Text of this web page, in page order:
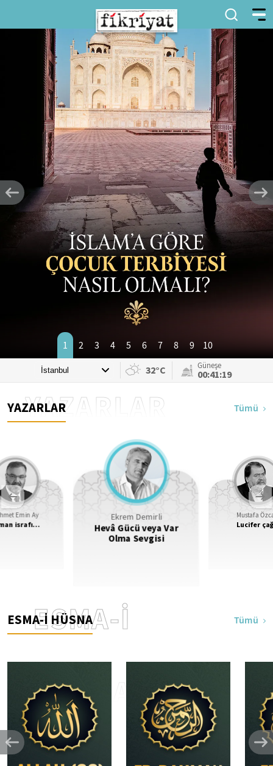
1 2 3 4 5 6 7 8 9 10
32°C Güneşe
00:41:17
YAZARLAR
YAZARLAR Tümü
Emin Ay
israfı…
Ekrem Demirli
Hevâ Gücü veya Var
Olma Sevgisi
Mustafa
Lucifer
ESMA-İ HÜSNA
ESMA-İ
HÜSNA
Tümü